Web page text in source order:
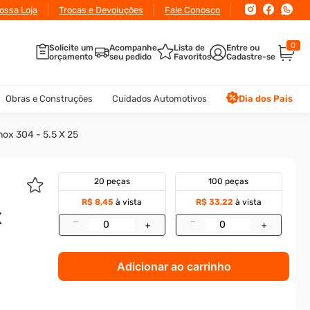
para pagamento via Pix ou Boleto
Loja Trocas e Devoluções Fale Conosco
Solicite um
orçamento
Acompanhe
seu pedido
Lista de
Favoritos
0
Obras e Construções Cuidados Automotivos Dia dos Pais
304 - 5.5 X 25
20 peças
R$ 8,45 à vista
– +
100 peças
R$ 33,22 à vista
– +
Adicionar ao carrinho